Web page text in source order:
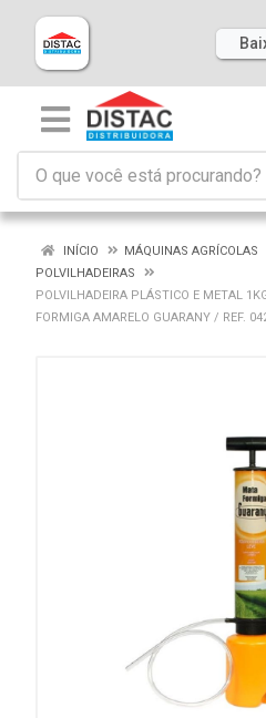
INÍCIO
MÁQUINAS AGRÍCOLAS
POLVILHADEIRAS
POLVILHADEIRA PLÁSTICO E METAL
FORMIGA AMARELO GUARANY / REF.